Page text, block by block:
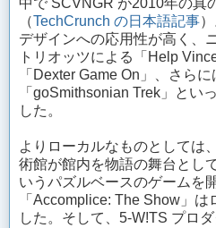
中で SCVNGR が2010年の真
（TechCrunch の日本語記事
デザインへの応用性が高く、
トリオッツによる「Help
「Dexter Game On」、さら
「goSmithsonian Trek」とい
した。
よりローカルなものとしては
術館が館内を物語の舞台とし
いうパズルベースのゲームを
「Accomplice: The Show」
した。そして、5-W!TS プロ